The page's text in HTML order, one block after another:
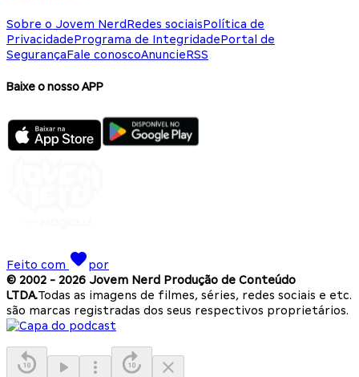
Sobre o Jovem NerdRedes sociaisPolítica de
PrivacidadePrograma de IntegridadePortal de
SegurançaFale conoscoAnuncieRSS
Baixe o nosso APP
Feito com
por
© 2002 - 2026 Jovem Nerd Produção de Conteúdo
LTDA.Todas as imagens de filmes, séries, redes sociais e etc.
são marcas registradas dos seus respectivos proprietários.